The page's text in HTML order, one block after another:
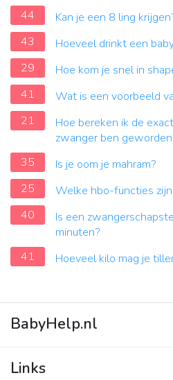
44
Kan je een 8 ling
43
Hoeveel drinkt een
29
Hoe kom je snel in
41
Wat is een voorbeeld
21
Hoe bereken ik de
zwanger ben
35
Is je oom je mahram?
25
Welke hbo-functies
40
Is een
minuten?
41
Hoeveel kilo mag je
BabyHelp.nl
Vraag & Antwoord
Links